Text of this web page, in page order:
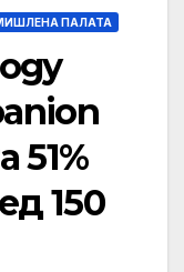
ПАЛАТА
51%
150